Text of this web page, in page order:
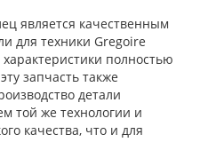
является качественным
для техники Gregoire
полностью
запчасть также
детали
той же технологии и
качества, что и для